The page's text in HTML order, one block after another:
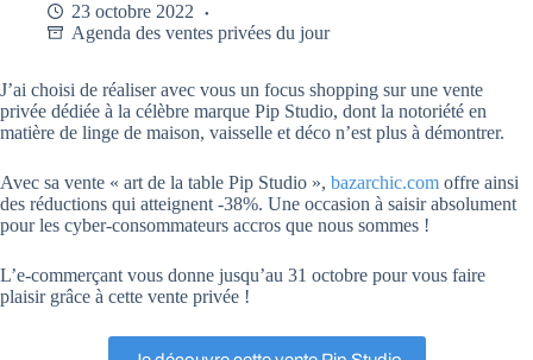
23 octobre 2022
Agenda des ventes privées du jour
J’ai choisi de réaliser avec vous un focus shopping sur une vente
privée dédiée à la célèbre marque Pip Studio, dont la notoriété en
matière de linge de maison, vaisselle et déco n’est plus à démontrer.
Avec sa vente « art de la table Pip Studio », bazarchic.com offre ainsi
des réductions qui atteignent -38%. Une occasion à saisir absolument
pour les cyber-consommateurs accros que nous sommes !
L’e-commerçant vous donne jusqu’au 31 octobre pour vous faire
plaisir grâce à cette vente privée !